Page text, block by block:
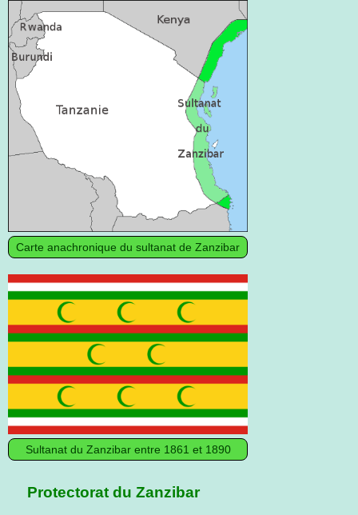
Carte anachronique du sultanat de Zanzibar
Sultanat du Zanzibar entre 1861 et 1890
Protectorat du Zanzibar